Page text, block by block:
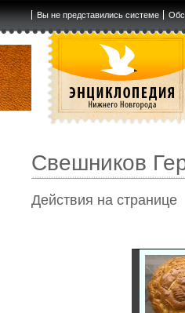
Вы не представились системе
Свешников
Действия на странице